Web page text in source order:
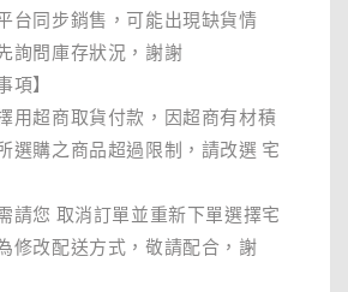
台同步銷售，可能出現缺貨情
詢問庫存狀況，謝謝
項】
用超商取貨付款，因超商有材積
選購之商品超過限制，請改選 宅
請您 取消訂單並重新下單選擇宅
修改配送方式，敬請配合，謝